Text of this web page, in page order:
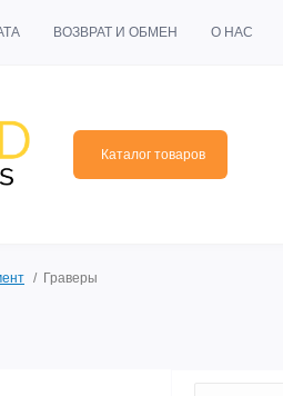
ВОЗВРАТ И ОБМЕН О НАС
Каталог товаров
Граверы